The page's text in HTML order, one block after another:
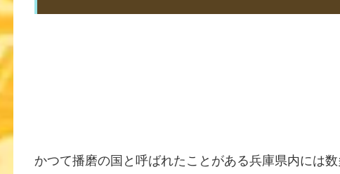
かつて播磨の国と呼ばれたことがある兵庫県内には